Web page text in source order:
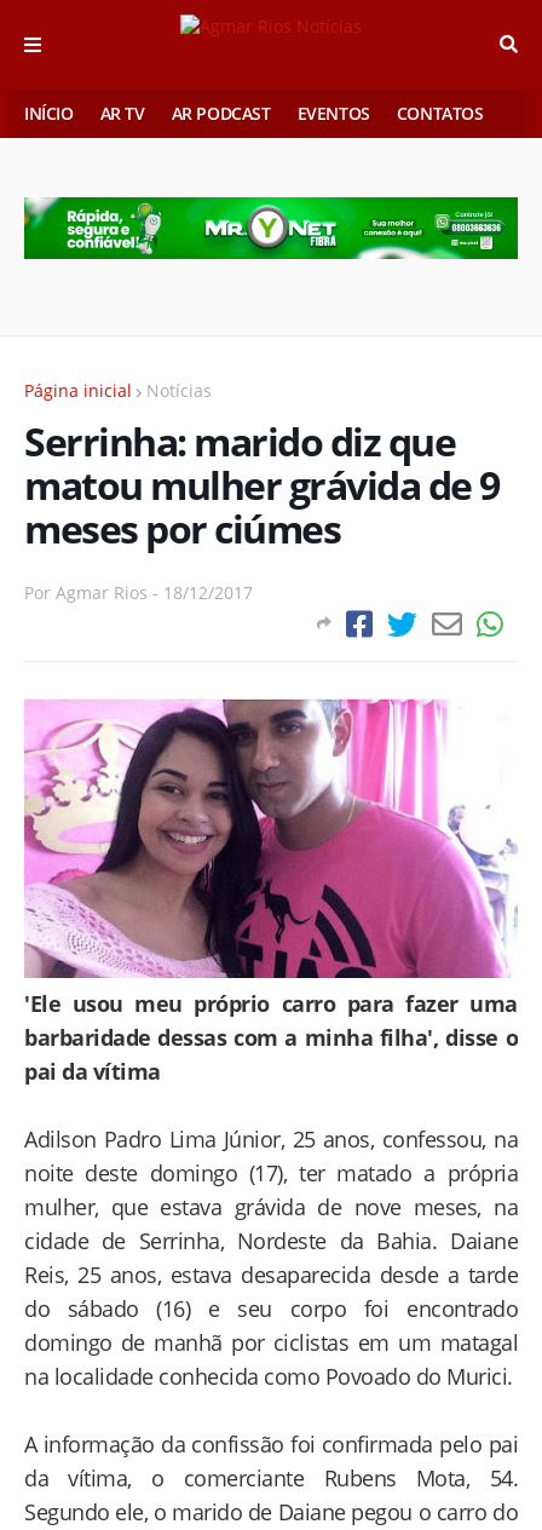
INÍCIO AR TV AR PODCAST EVENTOS CONTATOS
Página inicial Notícias
Serrinha: marido diz que
matou mulher grávida de 9
meses por ciúmes
Por Agmar Rios - 18/12/2017
'Ele usou meu próprio carro para fazer uma
barbaridade dessas com a minha filha', disse o
pai da vítima
Adilson Padro Lima Júnior, 25 anos, confessou, na
noite deste domingo (17), ter matado a própria
mulher, que estava grávida de nove meses, na
cidade de Serrinha, Nordeste da Bahia. Daiane
Reis, 25 anos, estava desaparecida desde a tarde
do sábado (16) e seu corpo foi encontrado
domingo de manhã por ciclistas em um matagal
na localidade conhecida como Povoado do Murici.
A informação da confissão foi confirmada pelo pai
da vítima, o comerciante Rubens Mota, 54.
Segundo ele, o marido de Daiane pegou o carro do